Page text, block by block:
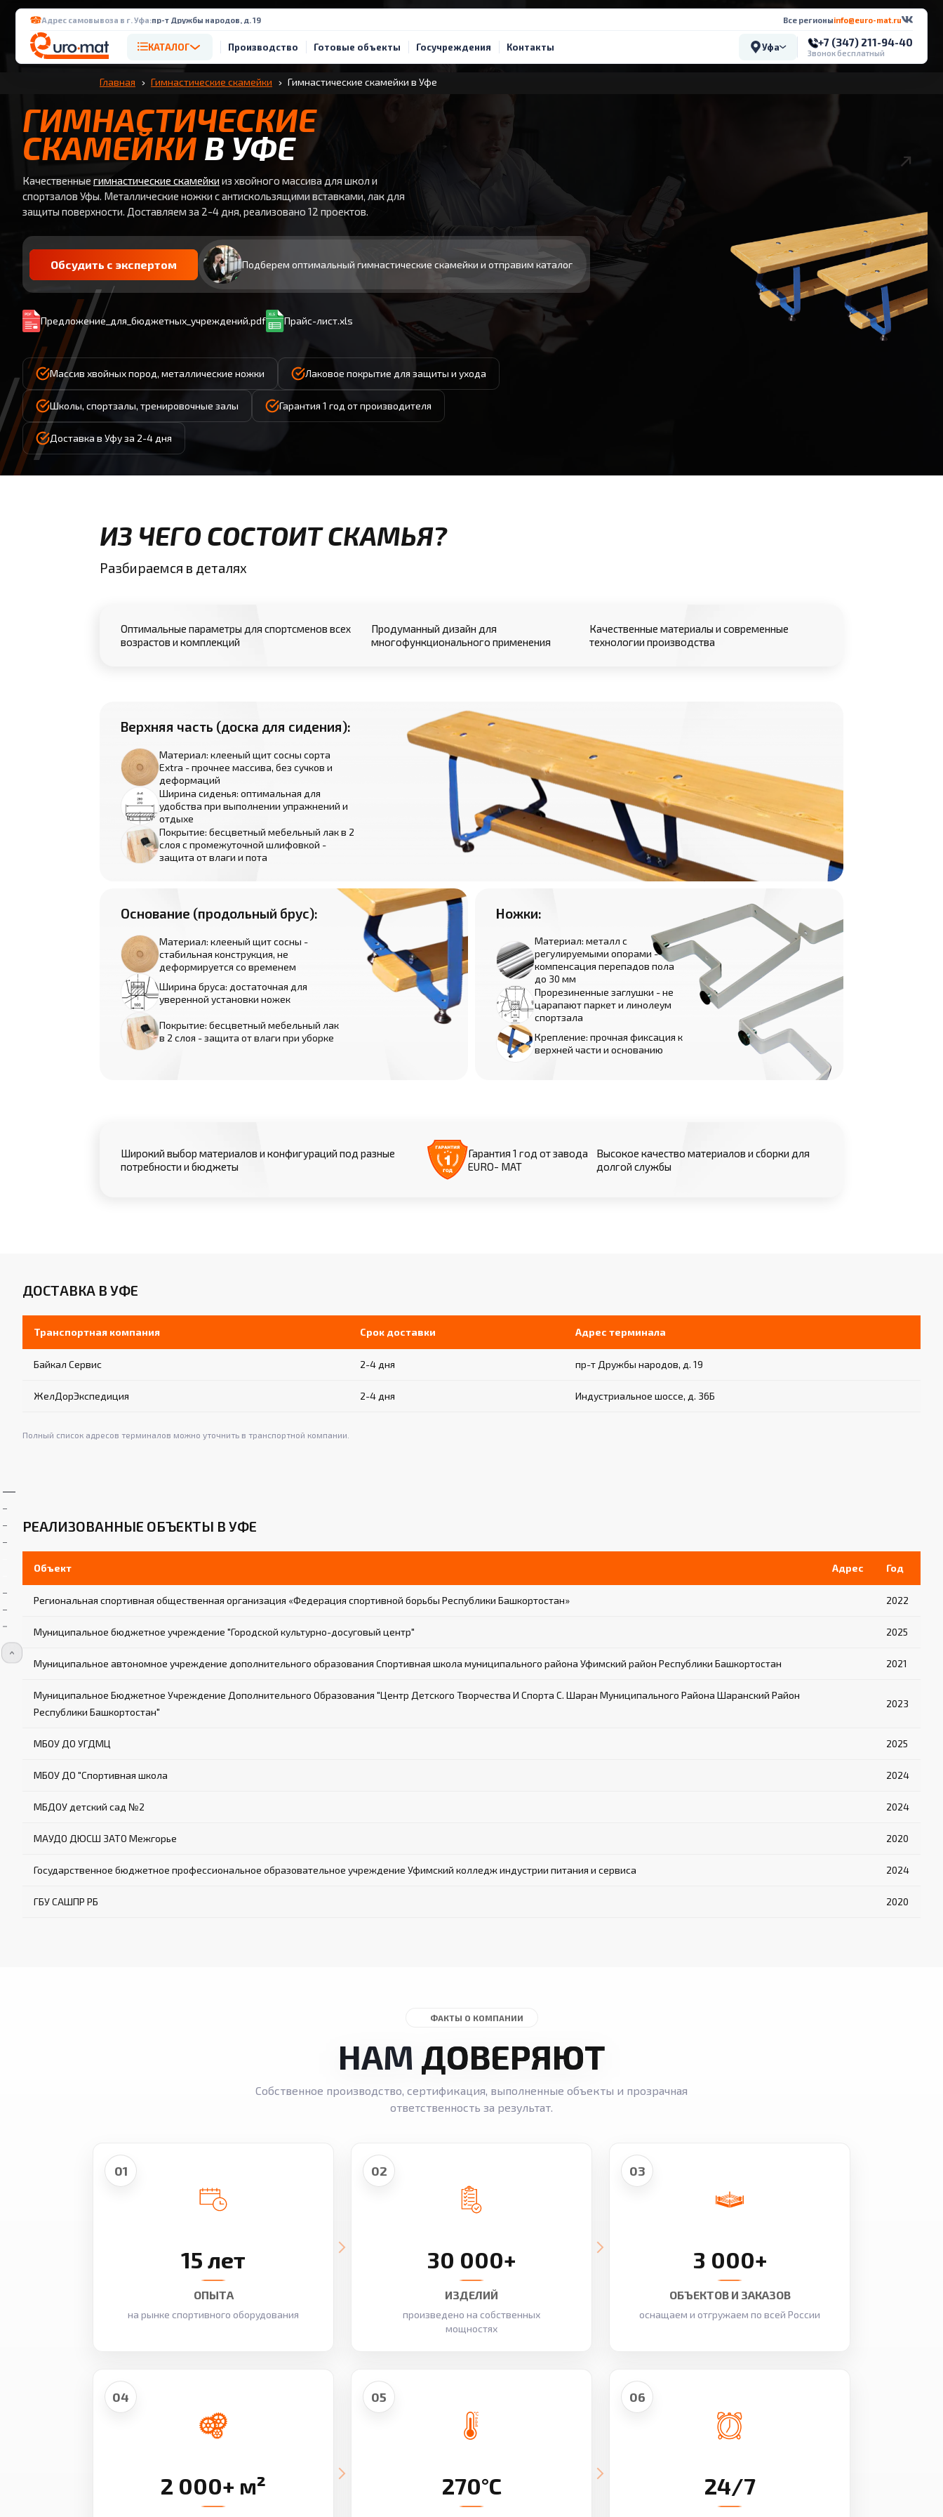
Адрес самовывоза в г. Уфа:пр-т Дружбы народов, д. 19 Все регионыinfo@euro-mat.ru
КАТАЛОГ Производство Готовые объекты Госучреждения Контакты Уфа +7 (347) 211-94-40
Звонок бесплатный
Главная Гимнастические скамейки Гимнастические скамейки в Уфе
ГИМНАСТИЧЕСКИЕ
СКАМЕЙКИ В УФЕ
Качественные гимнастические скамейки из хвойного массива для школ и
спортзалов Уфы. Металлические ножки с антискользящими вставками, лак для
защиты поверхности. Доставляем за 2-4 дня, реализовано 12 проектов.
Обсудить с экспертом Подберем оптимальный гимнастические скамейки и отправим каталог
Предложение_для_бюджетных_учреждений.pdf Прайс-лист.xls
Массив хвойных пород, металлические ножки Лаковое покрытие для защиты и ухода
Школы, спортзалы, тренировочные залы Гарантия 1 год от производителя
Доставка в Уфу за 2-4 дня
ИЗ ЧЕГО СОСТОИТ СКАМЬЯ?
Разбираемся в деталях
Оптимальные параметры для спортсменов всех
возрастов и комплекций
Продуманный дизайн для
многофункционального применения
Качественные материалы и современные
технологии производства
Верхняя часть (доска для сидения):
Материал: клееный щит сосны сорта
Extra - прочнее массива, без сучков и
деформаций
Ширина сиденья: оптимальная для
удобства при выполнении упражнений и
отдыхе
Покрытие: бесцветный мебельный лак в 2
слоя с промежуточной шлифовкой -
защита от влаги и пота
Основание (продольный брус):
Материал: клееный щит сосны -
стабильная конструкция, не
деформируется со временем
Ширина бруса: достаточная для
уверенной установки ножек
Покрытие: бесцветный мебельный лак
в 2 слоя - защита от влаги при уборке
Ножки:
Материал: металл с
регулируемыми опорами -
компенсация перепадов пола
до 30 мм
Прорезиненные заглушки - не
царапают паркет и линолеум
спортзала
Крепление: прочная фиксация к
верхней части и основанию
Широкий выбор материалов и конфигураций под разные
потребности и бюджеты
Гарантия 1 год от завода
EURO- МАТ
Высокое качество материалов и сборки для
долгой службы
ДОСТАВКА В УФЕ
Транспортная компания Срок доставки Адрес терминала
Байкал Сервис 2-4 дня пр-т Дружбы народов, д. 19
ЖелДорЭкспедиция 2-4 дня Индустриальное шоссе, д. 36Б
Полный список адресов терминалов можно уточнить в транспортной компании.
РЕАЛИЗОВАННЫЕ ОБЪЕКТЫ В УФЕ
Объект Адрес Год
Региональная спортивная общественная организация «Федерация спортивной борьбы Республики Башкортостан» 2022
Муниципальное бюджетное учреждение "Городской культурно-досуговый центр" 2025
Муниципальное автономное учреждение дополнительного образования Спортивная школа муниципального района Уфимский район Республики Башкортостан 2021
Муниципальное Бюджетное Учреждение Дополнительного Образования "Центр Детского Творчества И Спорта С. Шаран Муниципального Района Шаранский Район
Республики Башкортостан"
2023
МБОУ ДО УГДМЦ 2025
МБОУ ДО "Спортивная школа 2024
МБДОУ детский сад №2 2024
МАУДО ДЮСШ ЗАТО Межгорье 2020
Государственное бюджетное профессиональное образовательное учреждение Уфимский колледж индустрии питания и сервиса 2024
ГБУ САШПР РБ 2020
ФАКТЫ О КОМПАНИИ
НАМ ДОВЕРЯЮТ
Собственное производство, сертификация, выполненные объекты и прозрачная
ответственность за результат.
01
15 лет
ОПЫТА
на рынке спортивного оборудования
02
30 000+
ИЗДЕЛИЙ
произведено на собственных
мощностях
03
3 000+
ОБЪЕКТОВ И ЗАКАЗОВ
оснащаем и отгружаем по всей России
04
2 000+ м²
05
270°C
06
24/7